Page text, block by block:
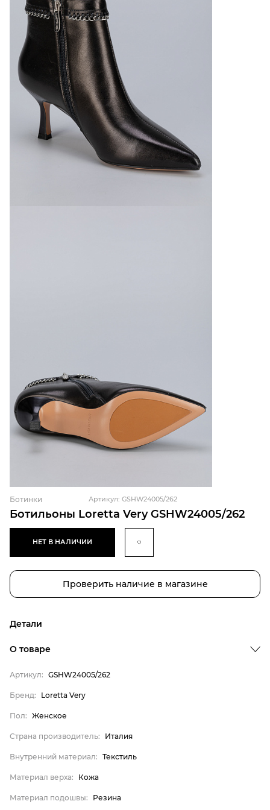
Ботильоны Loretta Very GSHW24005/262
Ботинки Артикул: GSHW24005/262
НЕТ В НАЛИЧИИ
Проверить наличие в магазине
Детали
Бренд
Пол
Страна производитель
Внутренний материал
Loretta Very
О товаре
Артикул: GSHW24005/262
Бренд: Loretta Very
Пол: Женское
Страна производитель: Италия
Внутренний материал: Текстиль
Материал верха: Кожа
Материал подошвы: Резина